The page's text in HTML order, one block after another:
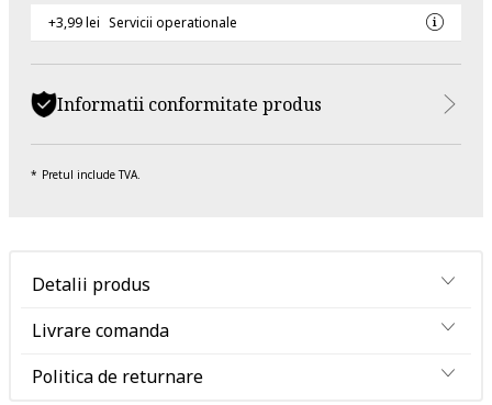
+3,99 lei Servicii operationale
Informatii conformitate produs
Pretul include TVA.
Detalii produs
Livrare comanda
Politica de returnare